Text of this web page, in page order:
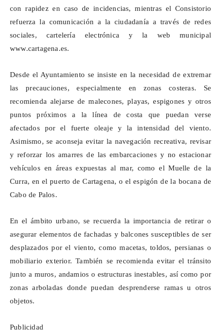
con rapidez en caso de incidencias, mientras el Consistorio
refuerza la comunicación a la ciudadanía a través de redes
sociales, cartelería electrónica y la web municipal
www.cartagena.es.
Desde el Ayuntamiento se insiste en la necesidad de extremar
las precauciones, especialmente en zonas costeras. Se
recomienda alejarse de malecones, playas, espigones y otros
puntos próximos a la línea de costa que puedan verse
afectados por el fuerte oleaje y la intensidad del viento.
Asimismo, se aconseja evitar la navegación recreativa, revisar
y reforzar los amarres de las embarcaciones y no estacionar
vehículos en áreas expuestas al mar, como el Muelle de la
Curra, en el puerto de Cartagena, o el espigón de la bocana de
Cabo de Palos.
En el ámbito urbano, se recuerda la importancia de retirar o
asegurar elementos de fachadas y balcones susceptibles de ser
desplazados por el viento, como macetas, toldos, persianas o
mobiliario exterior. También se recomienda evitar el tránsito
junto a muros, andamios o estructuras inestables, así como por
zonas arboladas donde puedan desprenderse ramas u otros
objetos.
Publicidad